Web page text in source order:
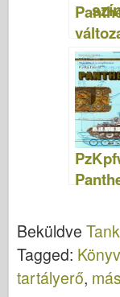
06
04
Beküldve
Tagged:
tartályerő,